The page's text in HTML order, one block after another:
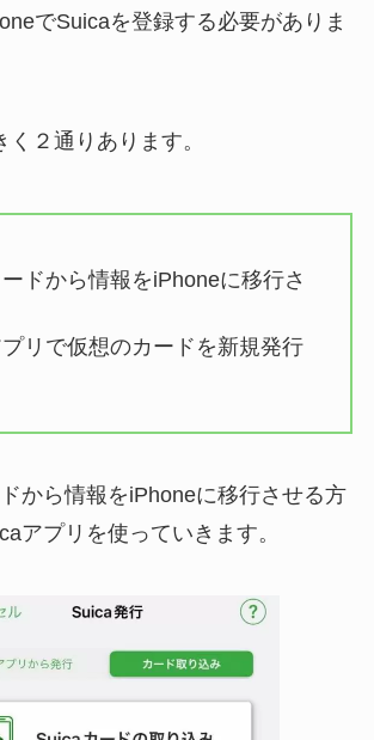
でSuicaを登録する必要がありま
２通りあります。
ドから情報をiPhoneに移行さ
リで仮想のカードを新規発行
から情報をiPhoneに移行させる方
アプリを使っていきます。